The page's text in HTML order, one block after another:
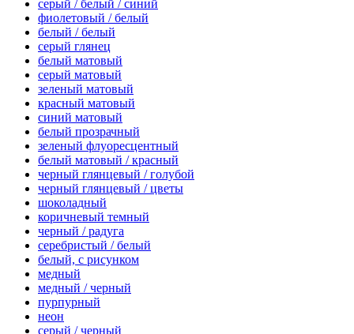
серый / белый / синий
фиолетовый / белый
белый / белый
серый глянец
белый матовый
серый матовый
зеленый матовый
красный матовый
синий матовый
белый прозрачный
зеленый флуоресцентный
белый матовый / красный
черный глянцевый / голубой
черный глянцевый / цветы
шоколадный
коричневый темный
черный / радуга
серебристый / белый
белый, с рисунком
медный
медный / черный
пурпурный
неон
серый / черный